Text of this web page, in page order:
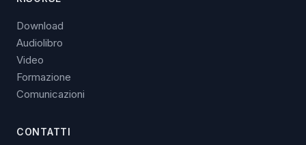
Download
Audiolibro
Video
Formazione
Comunicazioni
CONTATTI